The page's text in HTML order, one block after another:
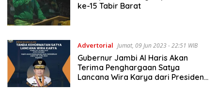
ke-15 Tabir Barat
Advertorial Jumat, 09 Jun 2023 - 22:51 WIB
Gubernur Jambi Al Haris Akan
Terima Penghargaan Satya
Lancana Wira Karya dari Presiden